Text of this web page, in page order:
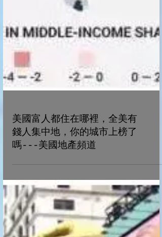
美國富人都住在哪裡，全美有
錢人集中地，你的城市上榜了
嗎---美國地產頻道